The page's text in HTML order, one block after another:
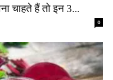
चाहते हैं तो इन 3...
0